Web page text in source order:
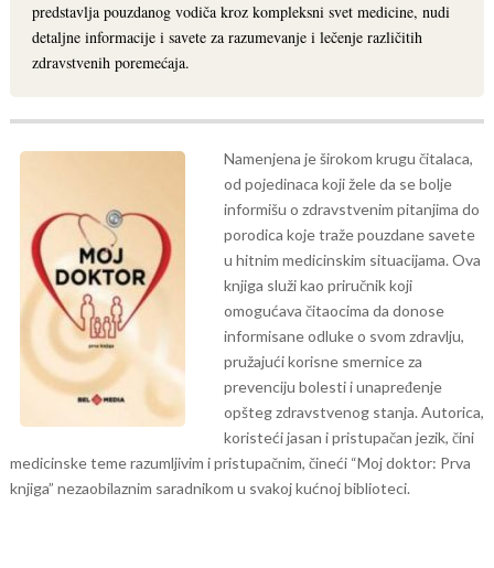
predstavlja pouzdanog vodiča kroz kompleksni svet medicine, nudi
detaljne informacije i savete za razumevanje i lečenje različitih
zdravstvenih poremećaja.
Namenjena je širokom krugu čitalaca,
od pojedinaca koji žele da se bolje
informišu o zdravstvenim pitanjima do
porodica koje traže pouzdane savete
u hitnim medicinskim situacijama. Ova
knjiga služi kao priručnik koji
omogućava čitaocima da donose
informisane odluke o svom zdravlju,
pružajući korisne smernice za
prevenciju bolesti i unapređenje
opšteg zdravstvenog stanja. Autorica,
koristeći jasan i pristupačan jezik, čini
medicinske teme razumljivim i pristupačnim, čineći “Moj doktor: Prva
knjiga” nezaobilaznim saradnikom u svakoj kućnoj biblioteci.